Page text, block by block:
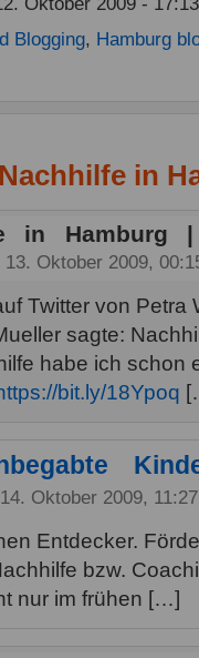
Blogging, Hamburg
in
in Hamburg
13. Oktober 2009,
Twitter von Petra
sagte:
habe ich schon
bit.ly/18Ypoq
14. Oktober 2009,
Entdecker.
bzw.
nur im frühen […]